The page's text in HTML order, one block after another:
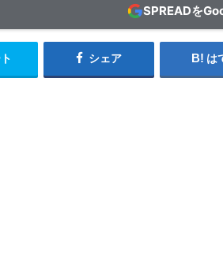
SPREADを
シェア は